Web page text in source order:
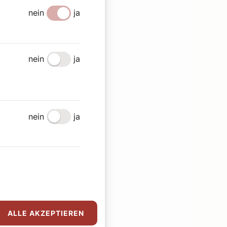
nein
ja
nein ja
nein
ja
ALLE AKZEPTIEREN